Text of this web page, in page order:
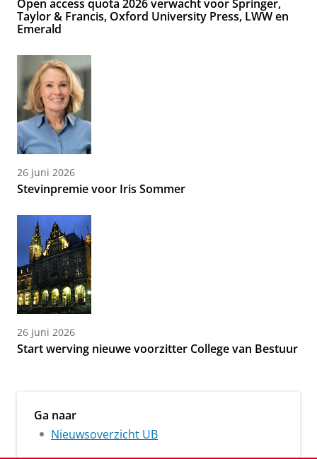
Open access quota 2026 verwacht voor Springer,
Taylor & Francis, Oxford University Press, LWW en
Emerald
26 juni 2026
Stevinpremie voor Iris Sommer
26 juni 2026
Start werving nieuwe voorzitter College van Bestuur
Ga naar
Nieuwsoverzicht UB